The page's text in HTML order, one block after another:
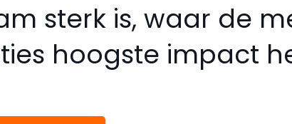
sterk is, waar de
hoogste impact